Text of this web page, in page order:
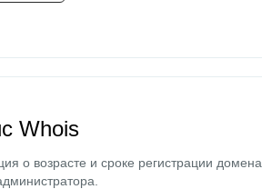
Whois
о возрасте и сроке регистрации домена,